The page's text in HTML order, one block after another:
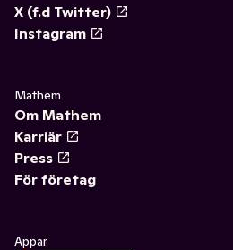
X (f.d Twitter)
Instagram
Mathem
Om Mathem
Karriär
Press
För företag
Appar